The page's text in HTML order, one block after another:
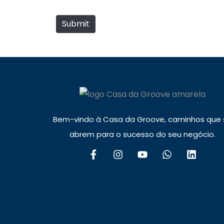
e
Submit
Bem-vindo à Casa da Groove, caminhos que
abrem para o sucesso do seu negócio.